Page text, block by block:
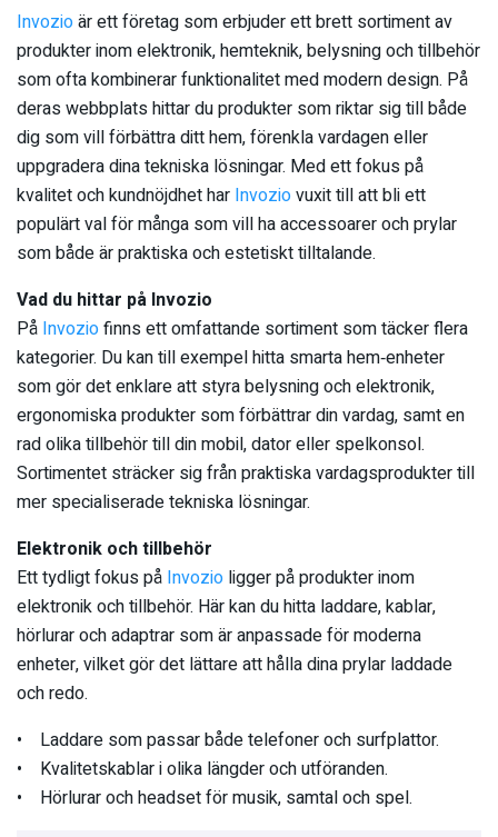
Invozioär ett företag som erbjuder ett brett sortiment av
produkter inom elektronik, hemteknik, belysning och tillbehör
som ofta kombinerar funktionalitet med modern design. På
deras webbplats hittar du produkter som riktar sig till både
dig som vill förbättra ditt hem, förenkla vardagen eller
uppgradera dina tekniska lösningar. Med ett fokus på
kvalitet och kundnöjdhet har Invoziovuxit till att bli ett
populärt val för många som vill ha accessoarer och prylar
som både är praktiska och estetiskt tilltalande.
Vad du hittar på Invozio
På Invoziofinns ett omfattande sortiment som täcker flera
kategorier. Du kan till exempel hitta smarta hem‑enheter
som gör det enklare att styra belysning och elektronik,
ergonomiska produkter som förbättrar din vardag, samt en
rad olika tillbehör till din mobil, dator eller spelkonsol.
Sortimentet sträcker sig från praktiska vardagsprodukter till
mer specialiserade tekniska lösningar.
Elektronik och tillbehör
Ett tydligt fokus på Invozio ligger på produkter inom
elektronik och tillbehör. Här kan du hitta laddare, kablar,
hörlurar och adaptrar som är anpassade för moderna
enheter, vilket gör det lättare att hålla dina prylar laddade
och redo.
• Laddare som passar både telefoner och surfplattor.
• Kvalitetskablar i olika längder och utföranden.
• Hörlurar och headset för musik, samtal och spel.